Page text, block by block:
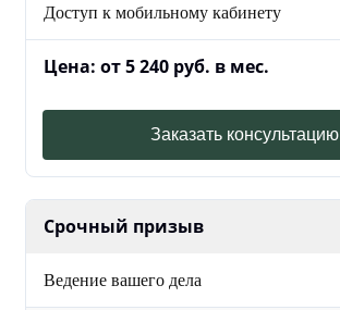
Доступ к мобильному кабинету
Цена: от 5 240 руб. в мес.
Заказать консультацию
Срочный призыв
Ведение вашего дела